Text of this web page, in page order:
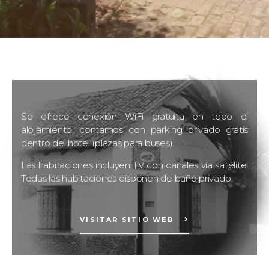
Se ofrece conexión WiFi gratuita en todo el
alojamiento, contamos con parking privado gratis
dentro del hotel (plazas para buses).
Las habitaciones incluyen TV con canales vía satélite.
Todas las habitaciones disponen de baño privado.
VISITAR SITIO WEB